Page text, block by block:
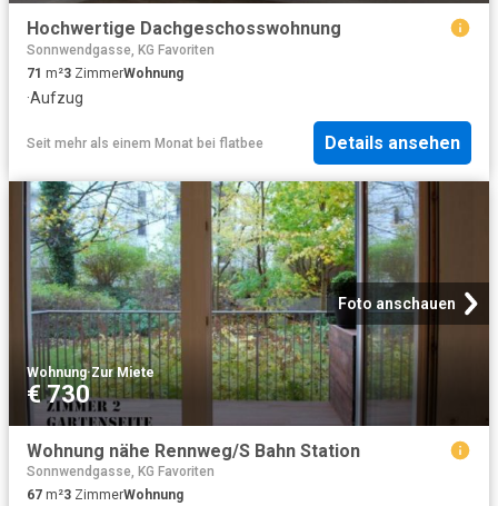
Hochwertige Dachgeschosswohnung
Sonnwendgasse, KG Favoriten
71 m²3 ZimmerWohnung
·Aufzug
Seit mehr als einem Monat bei flatbee Details ansehen
Foto anschauen
Wohnung·Zur Miete
€ 730
Wohnung nähe Rennweg/S Bahn Station
Sonnwendgasse, KG Favoriten
67 m²3 ZimmerWohnung